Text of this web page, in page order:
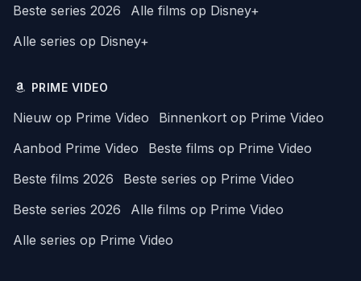
Beste series 2026
Alle films op Disney+
Alle series op Disney+
PRIME VIDEO
Nieuw op Prime Video
Binnenkort op Prime Video
Aanbod Prime Video
Beste films op Prime Video
Beste films 2026
Beste series op Prime Video
Beste series 2026
Alle films op Prime Video
Alle series op Prime Video